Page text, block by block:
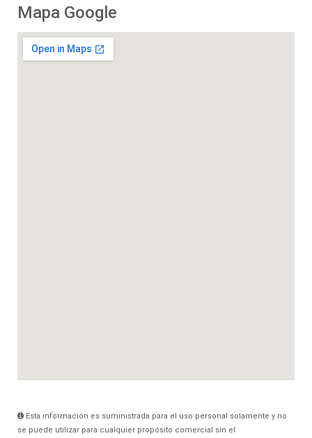
Mapa Google
Esta información es suministrada para el uso personal solamente y no
se puede utilizar para cualquier propósito comercial sin el